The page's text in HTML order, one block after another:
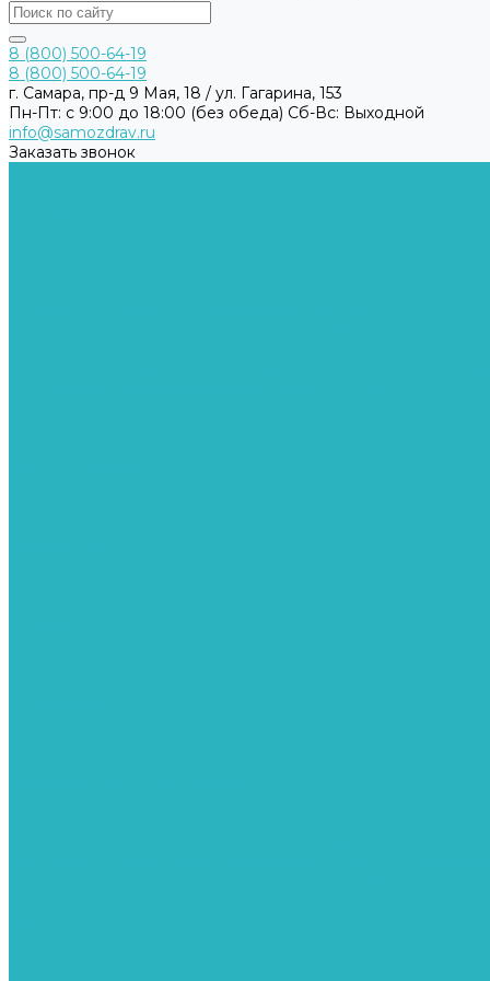
8 (800) 500-64-19
8 (800) 500-64-19
г. Самара, пр-д 9 Мая, 18 / ул. Гагарина, 153
Пн-Пт: с 9:00 до 18:00 (без обеда) Cб-Вс: Выходной
info@samozdrav.ru
Заказать звонок